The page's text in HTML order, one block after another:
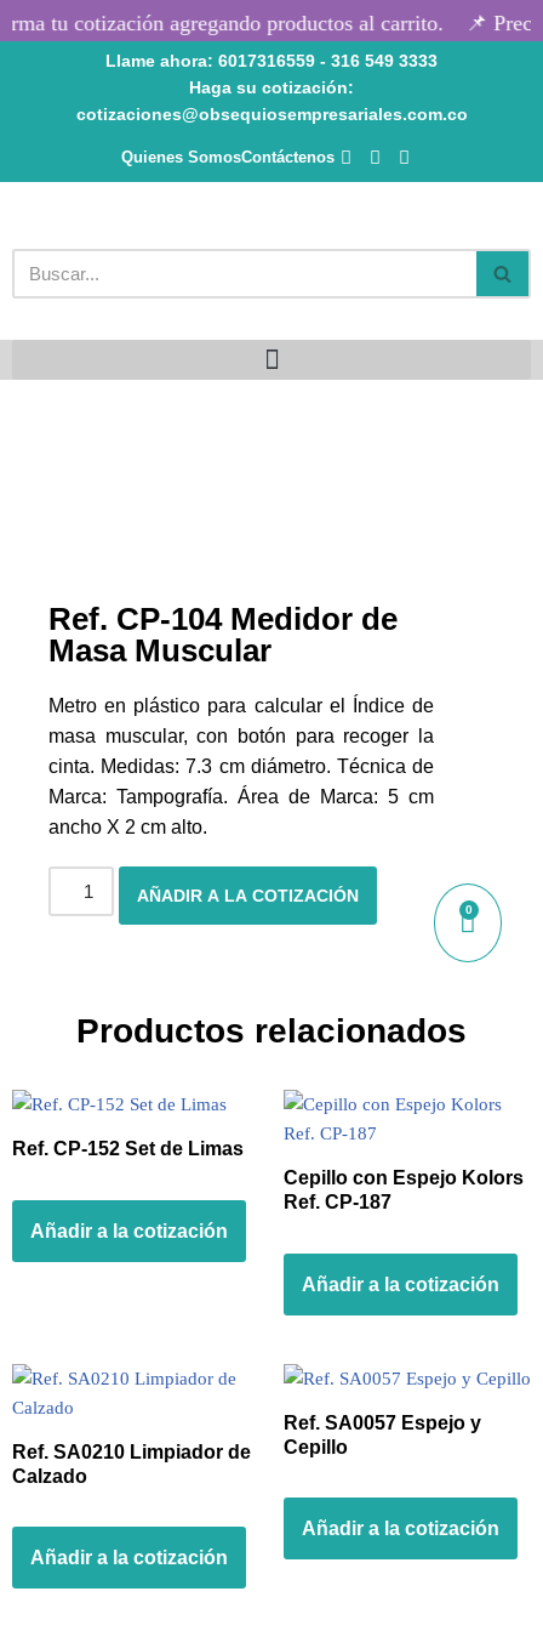
contenido
tu cotización agregando productos al carrito. 📌
Llame ahora: 6017316559 - 316 549 3333
Haga su cotización:
cotizaciones@obsequiosempresariales.com.co
Quienes SomosContáctenos
0
Ref. CP-104 Medidor de
Masa Muscular
Metro en plástico para calcular el Índice de
masa muscular, con botón para recoger la
cinta. Medidas: 7.3 cm diámetro. Técnica de
Marca: Tampografía. Área de Marca: 5 cm
ancho X 2 cm alto.
AÑADIR A LA COTIZACIÓN
Productos relacionados
Ref. CP-152 Set de Limas
Añadir a la cotización
Cepillo con Espejo Kolors
Ref. CP-187
Añadir a la cotización
Ref. SA0210 Limpiador de
Calzado
Añadir a la cotización
Ref. SA0057 Espejo y
Cepillo
Añadir a la cotización